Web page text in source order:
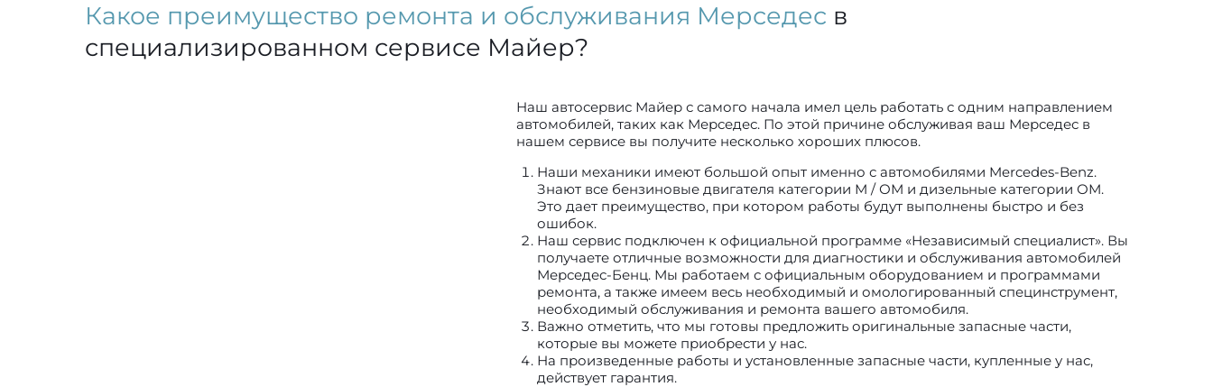
Какое преимущество ремонта и обслуживания Мерседес в
специализированном сервисе Майер?
Наш автосервис Майер с самого начала имел цель работать с одним направлением
автомобилей, таких как Мерседес. По этой причине обслуживая ваш Мерседес в
нашем сервисе вы получите несколько хороших плюсов.
Наши механики имеют большой опыт именно с автомобилями Mercedes-Benz.
Знают все бензиновые двигателя категории М / ОМ и дизельные категории ОМ.
Это дает преимущество, при котором работы будут выполнены быстро и без
ошибок.
Наш сервис подключен к официальной программе «Независимый специалист». Вы
получаете отличные возможности для диагностики и обслуживания автомобилей
Мерседес-Бенц. Мы работаем с официальным оборудованием и программами
ремонта, а также имеем весь необходимый и омологированный специнструмент,
необходимый обслуживания и ремонта вашего автомобиля.
Важно отметить, что мы готовы предложить оригинальные запасные части,
которые вы можете приобрести у нас.
На произведенные работы и установленные запасные части, купленные у нас,
действует гарантия.